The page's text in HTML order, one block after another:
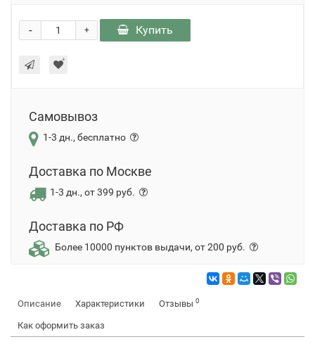
+
- Купить
Самовывоз
1-3 дн., бесплатно
Доставка по Москве
1-3 дн., от 399 руб.
Доставка по РФ
Более 10000 пунктов выдачи, от 200 руб.
Описание Характеристики Отзывы 0
Как оформить заказ